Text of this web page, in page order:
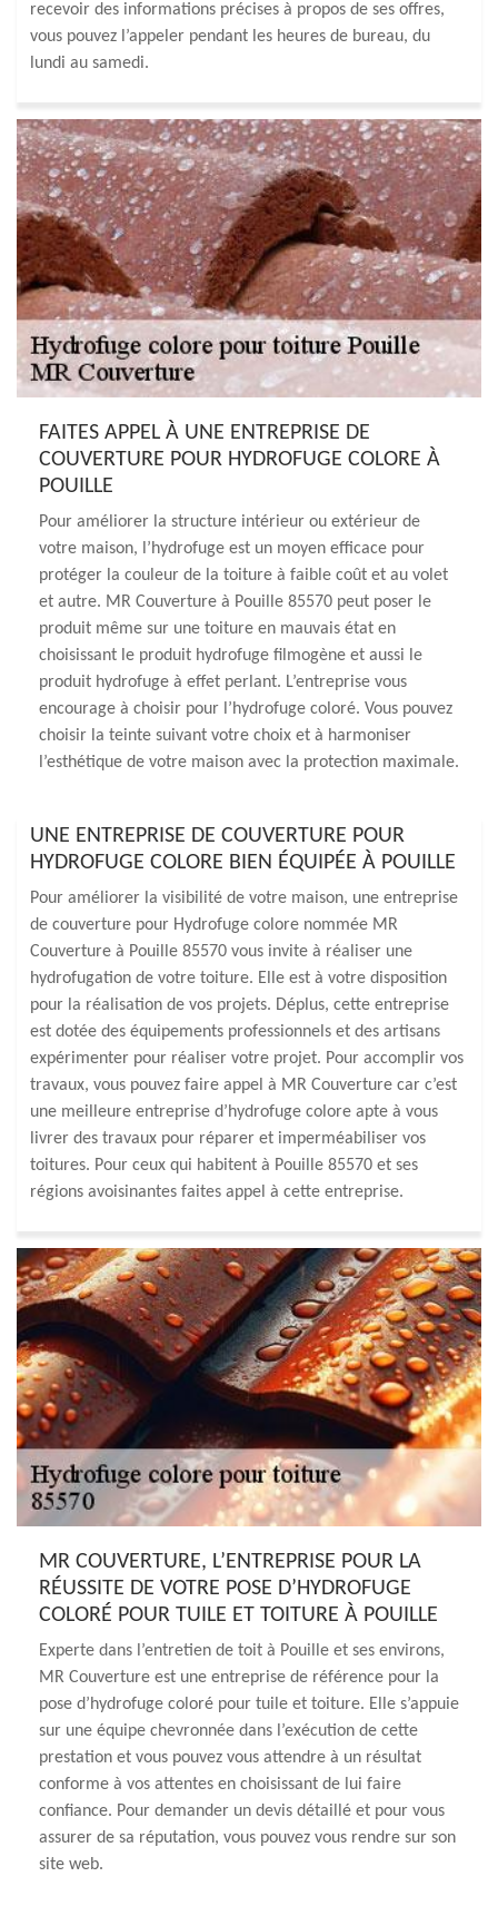
recevoir des informations précises à propos de ses offres,
vous pouvez l’appeler pendant les heures de bureau, du
lundi au samedi.
FAITES APPEL À UNE ENTREPRISE DE
COUVERTURE POUR HYDROFUGE COLORE À
POUILLE
Pour améliorer la structure intérieur ou extérieur de
votre maison, l’hydrofuge est un moyen efficace pour
protéger la couleur de la toiture à faible coût et au volet
et autre. MR Couverture à Pouille 85570 peut poser le
produit même sur une toiture en mauvais état en
choisissant le produit hydrofuge filmogène et aussi le
produit hydrofuge à effet perlant. L’entreprise vous
encourage à choisir pour l’hydrofuge coloré. Vous pouvez
choisir la teinte suivant votre choix et à harmoniser
l’esthétique de votre maison avec la protection maximale.
UNE ENTREPRISE DE COUVERTURE POUR
HYDROFUGE COLORE BIEN ÉQUIPÉE À POUILLE
Pour améliorer la visibilité de votre maison, une entreprise
de couverture pour Hydrofuge colore nommée MR
Couverture à Pouille 85570 vous invite à réaliser une
hydrofugation de votre toiture. Elle est à votre disposition
pour la réalisation de vos projets. Déplus, cette entreprise
est dotée des équipements professionnels et des artisans
expérimenter pour réaliser votre projet. Pour accomplir vos
travaux, vous pouvez faire appel à MR Couverture car c’est
une meilleure entreprise d’hydrofuge colore apte à vous
livrer des travaux pour réparer et imperméabiliser vos
toitures. Pour ceux qui habitent à Pouille 85570 et ses
régions avoisinantes faites appel à cette entreprise.
MR COUVERTURE, L’ENTREPRISE POUR LA
RÉUSSITE DE VOTRE POSE D’HYDROFUGE
COLORÉ POUR TUILE ET TOITURE À POUILLE
Experte dans l’entretien de toit à Pouille et ses environs,
MR Couverture est une entreprise de référence pour la
pose d’hydrofuge coloré pour tuile et toiture. Elle s’appuie
sur une équipe chevronnée dans l’exécution de cette
prestation et vous pouvez vous attendre à un résultat
conforme à vos attentes en choisissant de lui faire
confiance. Pour demander un devis détaillé et pour vous
assurer de sa réputation, vous pouvez vous rendre sur son
site web.